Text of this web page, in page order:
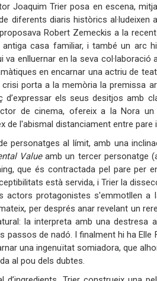
Joaquim Trier posa en escena,
diferents diaris històrics
Robert Zemeckis a la
antiga casa familiar, i també un arc
va enlluernar en la seva col·laboració
en encarnar una actriu de
crisi porta a la memòria la premissa
d’expressar els seus desitjos amb
de cinema, ofereix a la Nora
de l'abismal distanciament entre pare
personatges al límit, amb una
Valueamb un tercer personatge
que és contractada pel pare per
està servida, i Trier la
actors protagonistes s'emmotllen a
per després anar revelant un
la interpreta amb una destresa
passos de nadó. I finalment hi ha
una ingenuïtat somiadora, que
al pou dels dubtes.